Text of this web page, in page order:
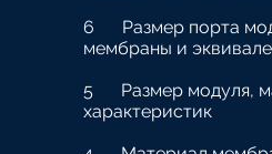
6
Размер порта
мембраны и
5
Размер модуля,
характеристик